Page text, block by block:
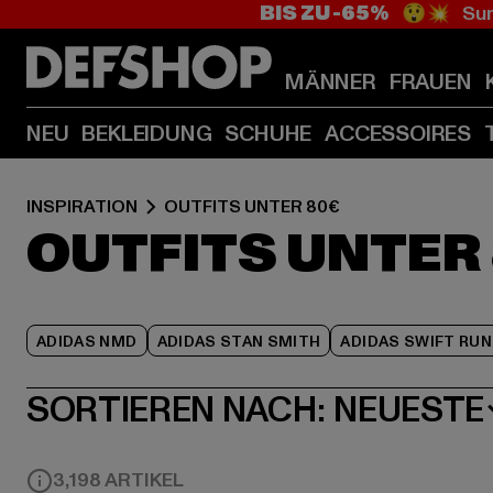
BIS ZU -65% 😲💥
MÄNNER FRAUEN
NEU BEKLEIDUNG SCHUHE ACCESSOIRES
INSPIRATION OUTFITS UNTER 80€
OUTFITS
ADIDAS NMD ADIDAS STAN SMITH ADIDAS SWIFT RUN
SORTIEREN NACH: NEUESTE
3,198 ARTIKEL